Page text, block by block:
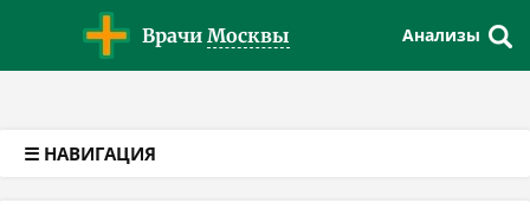
Врачи Москвы Анализы
☰ НАВИГАЦИЯ